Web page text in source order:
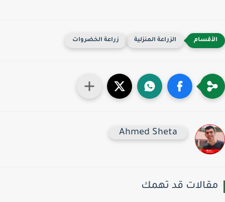
الزراعة المنزلية زراعة الخضروات
Ahmed Sheta
قد تهمك